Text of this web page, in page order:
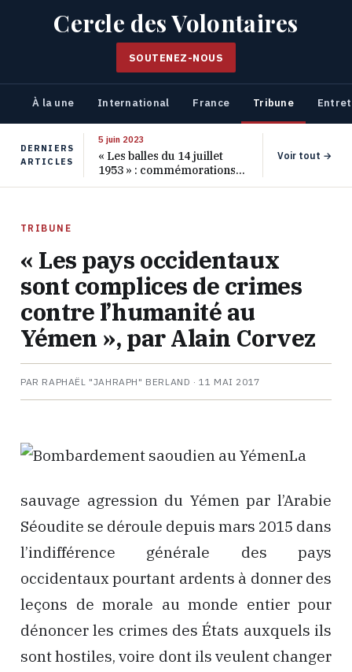
Cercle des Volontaires
SOUTENEZ-NOUS
À la une International France Tribune
DERNIERS
ARTICLES
5 juin 2023
« Les balles du 14 juillet
1953 » : commémorations
pour les 70 ans de ce
Voir tout →
TRIBUNE
« Les pays occidentaux
sont complices de crimes
contre l’humanité au
Yémen », par Alain Corvez
PAR RAPHAËL "JAHRAPH" BERLAND ·11 MAI 2017
La
sauvage agression du Yémen par l’Arabie
Séoudite se déroule depuis mars 2015 dans
l’indifférence générale des pays
occidentaux pourtant ardents à donner des
leçons de morale au monde entier pour
dénoncer les crimes des États auxquels ils
sont hostiles, voire dont ils veulent changer